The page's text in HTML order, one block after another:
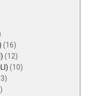
(16)
(12)
(10)